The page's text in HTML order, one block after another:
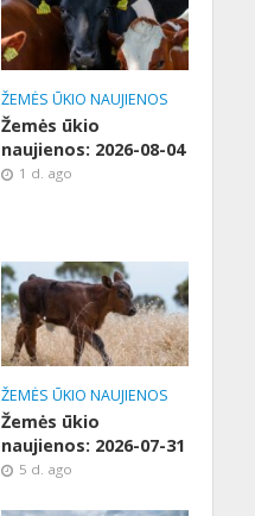
ŽEMĖS ŪKIO NAUJIENOS
Žemės ūkio
naujienos: 2026-08-04
1 d. ago
ŽEMĖS ŪKIO NAUJIENOS
Žemės ūkio
naujienos: 2026-07-31
5 d. ago